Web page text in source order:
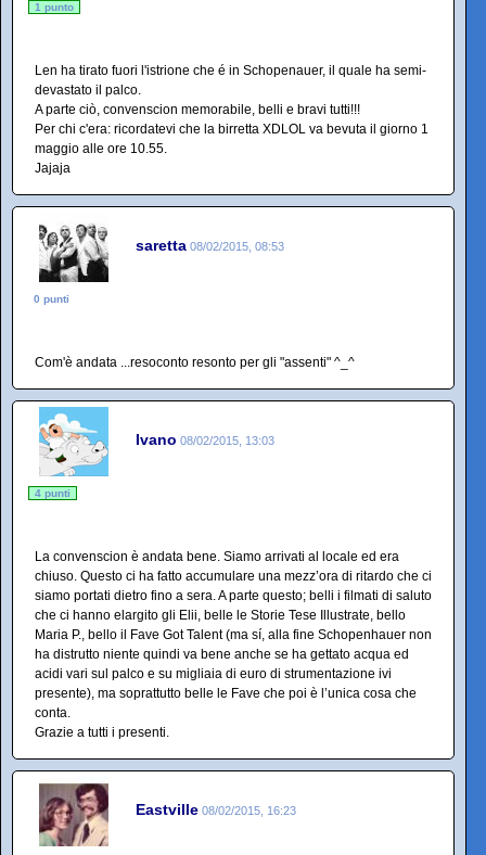
1 punto
Len ha tirato fuori l'istrione che é in Schopenauer, il quale ha semi-
devastato il palco.
A parte ciò, convenscion memorabile, belli e bravi tutti!!!
Per chi c'era: ricordatevi che la birretta XDLOL va bevuta il giorno 1
maggio alle ore 10.55.
Jajaja
saretta 08/02/2015, 08:53
0 punti
Com'è andata ...resoconto resonto per gli "assenti" ^_^
Ivano 08/02/2015, 13:03
4 punti
La convenscion è andata bene. Siamo arrivati al locale ed era
chiuso. Questo ci ha fatto accumulare una mezz’ora di ritardo che ci
siamo portati dietro fino a sera. A parte questo; belli i filmati di saluto
che ci hanno elargito gli Elii, belle le Storie Tese Illustrate, bello
Maria P., bello il Fave Got Talent (ma sí, alla fine Schopenhauer non
ha distrutto niente quindi va bene anche se ha gettato acqua ed
acidi vari sul palco e su migliaia di euro di strumentazione ivi
presente), ma soprattutto belle le Fave che poi è l’unica cosa che
conta.
Grazie a tutti i presenti.
Eastville 08/02/2015, 16:23